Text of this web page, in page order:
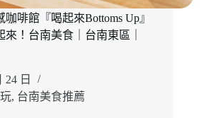
啡館『喝起來Bottoms Up』
！台南美食｜台南東區｜
24 日
, 台南美食推薦